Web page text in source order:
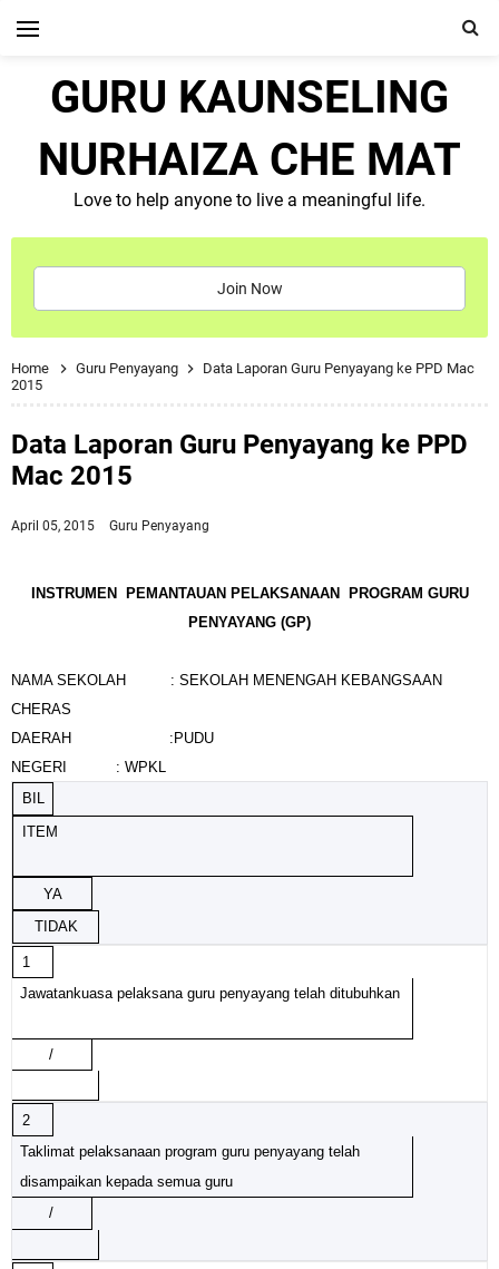
GURU KAUNSELING
NURHAIZA CHE MAT
Love to help anyone to live a meaningful life.
Join Now
Home Guru Penyayang
Data Laporan Guru Penyayang ke PPD Mac
2015
Data Laporan Guru Penyayang ke PPD
Mac 2015
April 05, 2015 Guru Penyayang
INSTRUMEN PEMANTAUAN PELAKSANAAN PROGRAM GURU
PENYAYANG (GP)
NAMA SEKOLAH : SEKOLAH MENENGAH KEBANGSAAN
CHERAS
DAERAH :PUDU
NEGERI : WPKL
BIL
ITEM
YA
TIDAK
1
Jawatankuasa pelaksana guru penyayang telah ditubuhkan
/
2
Taklimat pelaksanaan program guru penyayang telah
disampaikan kepada semua guru
/